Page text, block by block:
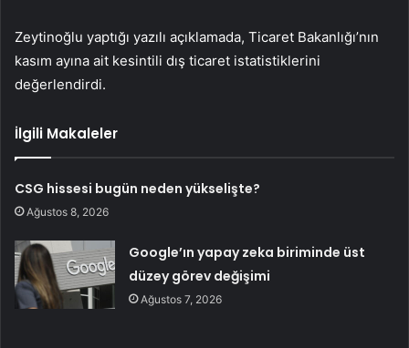
Zeytinoğlu yaptığı yazılı açıklamada, Ticaret Bakanlığı’nın
kasım ayına ait kesintili dış ticaret istatistiklerini
değerlendirdi.
İlgili Makaleler
CSG hissesi bugün neden yükselişte?
Ağustos 8, 2026
Google’ın yapay zeka biriminde üst
düzey görev değişimi
Ağustos 7, 2026